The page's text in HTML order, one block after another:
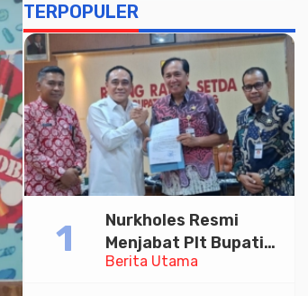
TERPOPULER
Berita Utama
Nurkholes Resmi
Menjabat Plt Bupati
Pemalang